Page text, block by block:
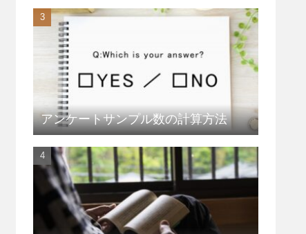
アンケートサンプル数の計算方法